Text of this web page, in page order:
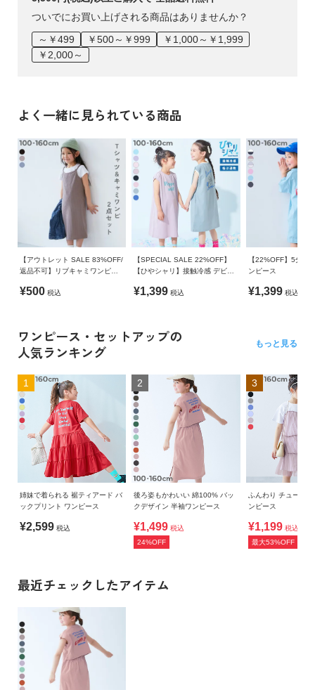
ついでにお買い上げされる商品はありませんか？
～￥499
￥500～￥999
￥1,000～￥1,999
￥2,000～
よく一緒に見られている商品
【アウトレット SALE 83%OFF/
返品不可】リブキャミワンピー
¥500 税込
【SPECIAL SALE 22%OFF】
【ひやシャリ】接触冷感 デビラ
¥1,399 税込
【22%OFF】5分袖
ンピース
¥1,399 税込
ワンピース・セットアップの
人気ランキング
もっと見る
1
姉妹で着られる 裾ティアード バ
ックプリント ワンピース
¥2,599 税込
2
後ろ姿もかわいい 綿100% バッ
クデザイン 半袖ワンピース
¥1,499 税込
24%OFF
3
ふんわり チュール
ンピース
¥1,199 税込～
最大53%OFF
最近チェックしたアイテム